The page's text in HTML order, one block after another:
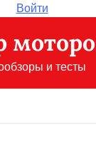
Войти
и тесты